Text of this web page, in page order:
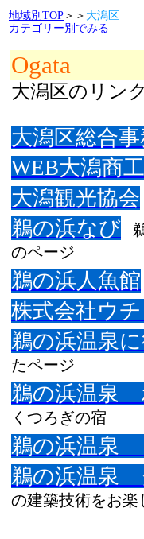
地域別TOP ＞＞ 大潟区
カテゴリー別でみる
Ogata
大潟区のリン
大潟区総合
WEB大潟商
大潟観光協会
鵜の浜なび
のページ
鵜の浜人魚館
株式会社ウ
鵜の浜温泉に
たページ
鵜の浜温泉
くつろぎの宿
鵜の浜温泉
鵜の浜温泉
の建築技術をお楽